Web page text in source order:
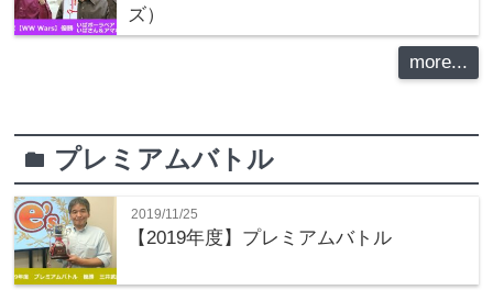
ズ）
more...
folder プレミアムバトル
2019/11/25
【2019年度】プレミアムバトル